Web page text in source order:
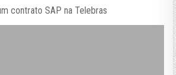
contrato SAP na Telebras